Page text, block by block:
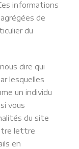
informations
de
du
dire qui
lesquelles
un individu
vous
du site
lettre
en